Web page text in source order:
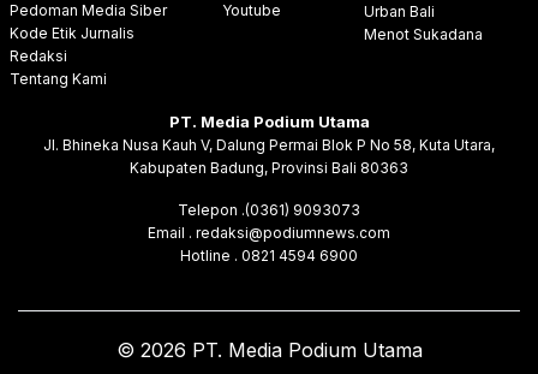
Pedoman Media Siber
Kode Etik Jurnalis
Redaksi
Tentang Kami
Youtube
Urban Bali
Menot Sukadana
PT. Media Podium Utama
Jl. Bhineka Nusa Kauh V, Dalung Permai Blok P No 58, Kuta Utara,
Kabupaten Badung, Provinsi Bali 80363
Telepon .(0361) 9093073
Email . redaksi@podiumnews.com
Hotline . 0821 4594 6900
© 2026 PT. Media Podium Utama